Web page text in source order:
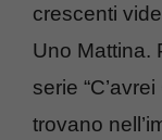
crescenti
Uno Mattina.
serie
trovano